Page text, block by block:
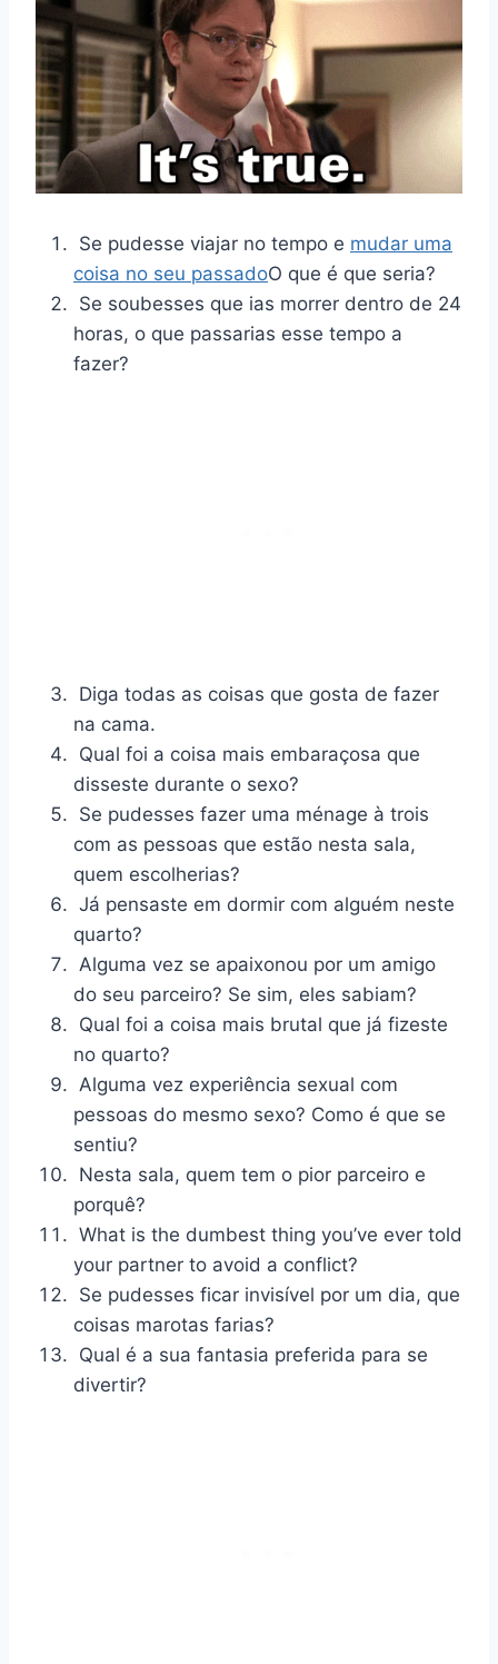
Se pudesse viajar no tempo e mudar uma
coisa no seu passadoO que é que seria?
Se soubesses que ias morrer dentro de 24
horas, o que passarias esse tempo a
fazer?
Diga todas as coisas que gosta de fazer
na cama.
Qual foi a coisa mais embaraçosa que
disseste durante o sexo?
Se pudesses fazer uma ménage à trois
com as pessoas que estão nesta sala,
quem escolherias?
Já pensaste em dormir com alguém neste
quarto?
Alguma vez se apaixonou por um amigo
do seu parceiro? Se sim, eles sabiam?
Qual foi a coisa mais brutal que já fizeste
no quarto?
Alguma vez experiência sexual com
pessoas do mesmo sexo? Como é que se
sentiu?
Nesta sala, quem tem o pior parceiro e
porquê?
What is the dumbest thing you’ve ever told
your partner to avoid a conflict?
Se pudesses ficar invisível por um dia, que
coisas marotas farias?
Qual é a sua fantasia preferida para se
divertir?